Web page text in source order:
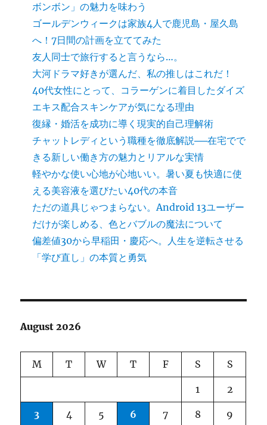
ボンボン」の魅力を味わう
ゴールデンウィークは家族4人で鹿児島・屋久島
へ！7日間の計画を立ててみた
友人同士で旅行すると言うなら…。
大河ドラマ好きが選んだ、私の推しはこれだ！
40代女性にとって、コラーゲンに着目したダイズ
エキス配合スキンケアが気になる理由
復縁・婚活を成功に導く現実的自己理解術
チャットレディという職種を徹底解説──在宅でで
きる新しい働き方の魅力とリアルな実情
軽やかな使い心地が心地いい。暑い夏も快適に使
える美容液を選びたい40代の本音
ただの道具じゃつまらない。Android 13ユーザー
だけが楽しめる、色とバブルの魔法について
偏差値30から早稲田・慶応へ。人生を逆転させる
「学び直し」の本質と勇気
August 2026
M T W T F S S
1 2
3 4 5 6 7 8 9